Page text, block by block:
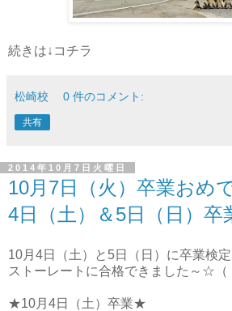
続きは↓コチラ
松崎校 0 件のコメント:
共有
2014年10月7日火曜日
10月7日（火）卒業おめ
4日（土）＆5日（日）卒
10月4日（土）と5日（日）に卒業検
ストーレートに合格できました～☆（
★10月4日（土）卒業★